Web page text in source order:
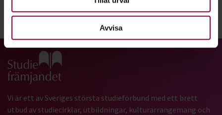
Avvisa
Gå till studiefrämjandets startsida
Vi är ett av Sveriges största studieförbund med ett brett
utbud av studiecirklar, utbildningar, kulturarrangemang och